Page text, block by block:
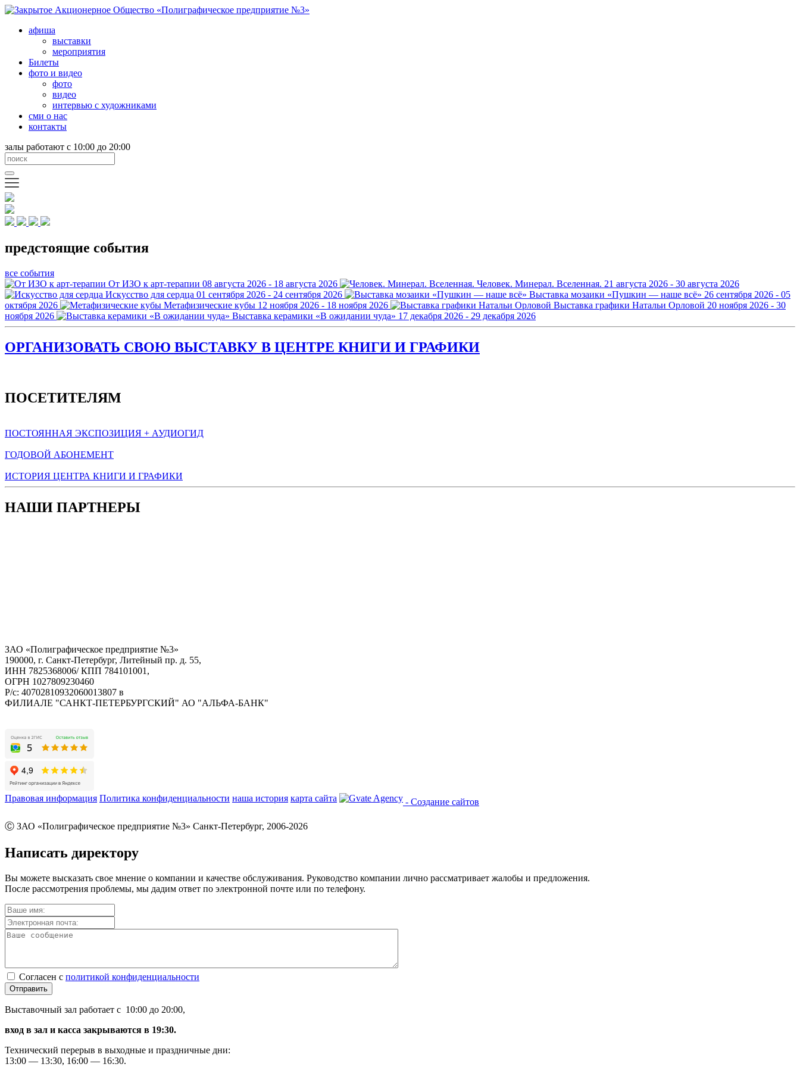
афиша
выставки
мероприятия
Билеты
фото и видео
фото
видео
интервью с художниками
сми о нас
контакты
залы работают с 10:00 до 20:00
предстоящие события
все события
От ИЗО к арт-терапии 08 августа 2026 - 18 августа 2026 Человек. Минерал. Вселенная. 21 августа 2026 - 30 августа 2026
Искусство для сердца 01 сентября 2026 - 24 сентября 2026 Выставка мозаики «Пушкин — наше всё» 26 сентября 2026 - 05
октября 2026
Метафизические кубы 12 ноября 2026 - 18 ноября 2026 Выставка графики Натальи Орловой 20 ноября 2026 - 30
ноября 2026
Выставка керамики «В ожидании чуда» 17 декабря 2026 - 29 декабря 2026
ОРГАНИЗОВАТЬ СВОЮ ВЫСТАВКУ В ЦЕНТРЕ КНИГИ И ГРАФИКИ
ПОСЕТИТЕЛЯМ
ПОСТОЯННАЯ ЭКСПОЗИЦИЯ + АУДИОГИД
ГОДОВОЙ АБОНЕМЕНТ
ИСТОРИЯ ЦЕНТРА КНИГИ И ГРАФИКИ
НАШИ ПАРТНЕРЫ
ЗАО «Полиграфическое предприятие №3»
190000, г. Санкт-Петербург, Литейный пр. д. 55,
ИНН 7825368006/ КПП 784101001,
ОГРН 1027809230460
Р/с: 40702810932060013807 в
ФИЛИАЛЕ "САНКТ-ПЕТЕРБУРГСКИЙ" АО "АЛЬФА-БАНК"
Правовая информация Политика конфиденциальности наша история карта сайта - Создание сайтов
Ⓒ ЗАО «Полиграфическое предприятие №3» Санкт-Петербург, 2006-2026
Написать директору
Вы можете высказать свое мнение о компании и качестве обслуживания. Руководство компании лично рассматривает жалобы и предложения.
После рассмотрения проблемы, мы дадим ответ по электронной почте или по телефону.
Согласен с политикой конфиденциальности
Отправить
Выставочный зал работает с 10:00 до 20:00,
вход в зал и касса закрываются в 19:30.
Технический перерыв в выходные и праздничные дни:
13:00 — 13:30, 16:00 — 16:30.